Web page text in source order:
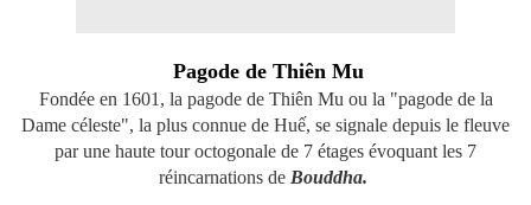
Pagode de Thiên Mu
Fondée en 1601, la pagode de Thiên Mu ou la "pagode de la
Dame céleste", la plus connue de Huế, se signale depuis le fleuve
par une haute tour octogonale de 7 étages évoquant les 7
réincarnations de Bouddha.